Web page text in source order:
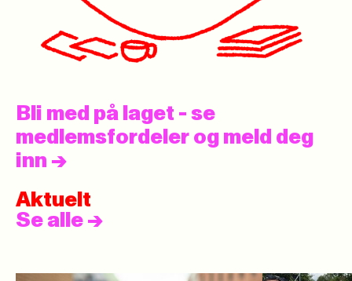
Bli med på laget - se
medlemsfordeler og meld deg
inn ->
Aktuelt
Se alle ->